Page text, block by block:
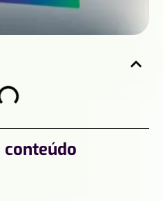
conteúdo